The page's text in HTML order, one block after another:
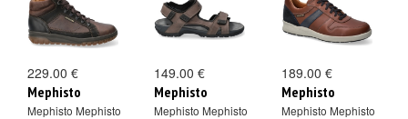
229.00 €
Mephisto
Mephisto Mephisto
149.00 €
Mephisto
Mephisto Mephisto
189.00 €
Mephisto
Mephisto Mephisto